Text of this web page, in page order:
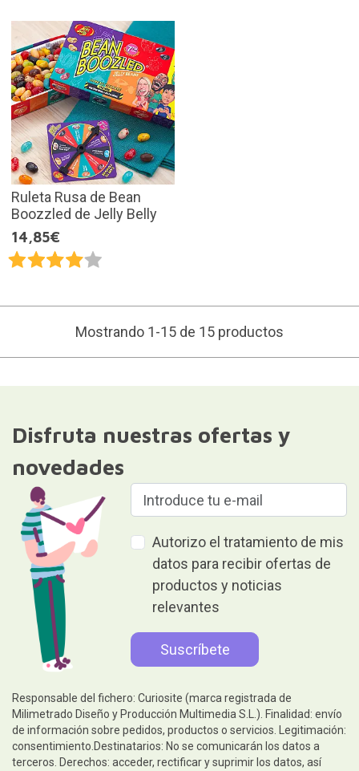
Ruleta Rusa de Bean
Boozzled de Jelly Belly
14,85€
Mostrando 1-15 de 15 productos
Disfruta nuestras ofertas y
novedades
Autorizo el tratamiento de mis
datos para recibir ofertas de
productos y noticias
relevantes
Responsable del fichero: Curiosite (marca registrada de
Milimetrado Diseño y Producción Multimedia S.L.). Finalidad: envío
de información sobre pedidos, productos o servicios. Legitimación:
consentimiento.Destinatarios: No se comunicarán los datos a
terceros. Derechos: acceder, rectificar y suprimir los datos, así